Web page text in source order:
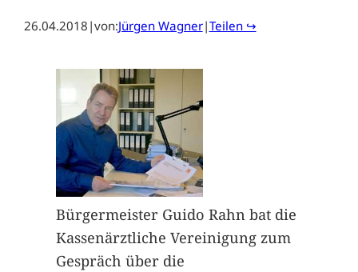
26.04.2018 |von:Jürgen Wagner|Teilen ↪
Bürgermeister Guido Rahn bat die
Kassenärztliche Vereinigung zum
Gespräch über die